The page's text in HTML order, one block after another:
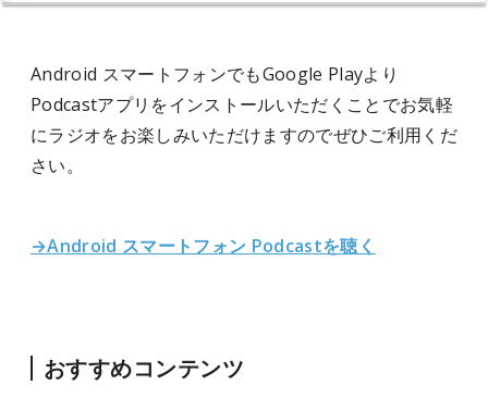
Android スマートフォンでもGoogle Playより
Podcastアプリをインストールいただくことでお気軽
にラジオをお楽しみいただけますのでぜひご利用くだ
さい。
→Android スマートフォン Podcastを聴く
おすすめコンテンツ